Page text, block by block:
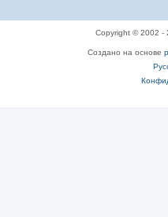
Copyright © 2002 -
Создано на основе